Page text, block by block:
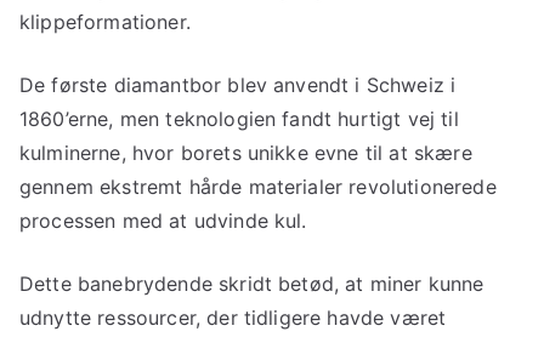
klippeformationer.
De første diamantbor blev anvendt i Schweiz i
1860’erne, men teknologien fandt hurtigt vej til
kulminerne, hvor borets unikke evne til at skære
gennem ekstremt hårde materialer revolutionerede
processen med at udvinde kul.
Dette banebrydende skridt betød, at miner kunne
udnytte ressourcer, der tidligere havde været